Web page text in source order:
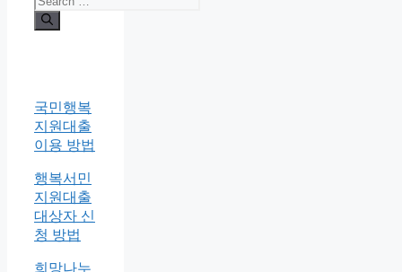
for:
국민행복
지원대출
이용 방법
행복서민
지원대출
대상자 신
청 방법
희망나누